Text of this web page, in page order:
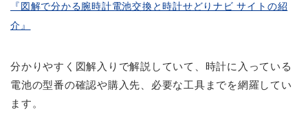
『図解で分かる腕時計電池交換と時計せどりナビ サイトの紹
介』
分かりやすく図解入りで解説していて、時計に入っている
電池の型番の確認や購入先、必要な工具までを網羅してい
ます。